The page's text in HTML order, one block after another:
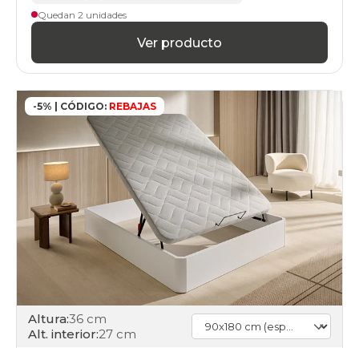
160x200cm
online
black-
days
abatibles
180x180cm-
doble
online
black-
days
canapes-
abatibles
90x180cm-
unfrente
online
black-
days
canapes-
abatibles
180x180cm
online
Quedan 2 unidades
Ver producto
-5% | CÓDIGO: REBAJAS
Altura:36 cm
Alt. interior:27 cm